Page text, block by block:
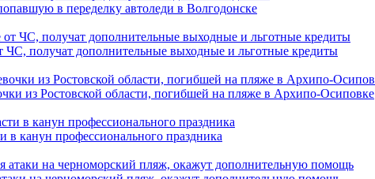
в переделку автоледи в Волгодонске
ЧС, получат дополнительные выходные и льготные кредиты
из Ростовской области, погибшей на пляже в Архипо-Осиповке
в канун профессионального праздника